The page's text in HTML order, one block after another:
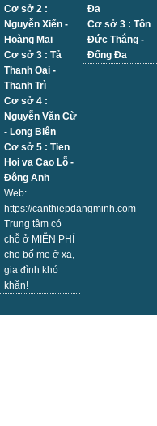
Cơ sở 2 :
Nguyễn Xiển -
Hoàng Mai
Cơ sở 3 : Tả
Thanh Oai -
Thanh Trì
Cơ sở 4 :
Nguyễn Văn Cừ
- Long Biên
Cơ sở 5 : Tien
Hoi va Cao Lỗ -
Đông Anh
Web:
https://canthiepdangminh.com
Trung tâm có
chỗ ở MIỄN PHÍ
cho bố mẹ ở xa,
gia đình khó
khăn!
Đa
Cơ sở 3 : Tôn
Đức Thắng -
Đống Đa